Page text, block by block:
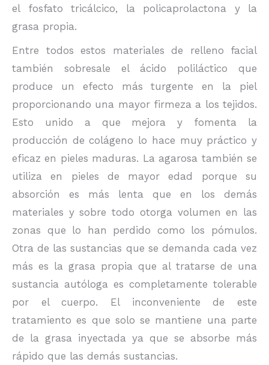
el fosfato tricálcico, la policaprolactona y la
grasa propia.
Entre todos estos materiales de relleno facial
también sobresale el ácido poliláctico que
produce un efecto más turgente en la piel
proporcionando una mayor firmeza a los tejidos.
Esto unido a que mejora y fomenta la
producción de colágeno lo hace muy práctico y
eficaz en pieles maduras. La agarosa también se
utiliza en pieles de mayor edad porque su
absorción es más lenta que en los demás
materiales y sobre todo otorga volumen en las
zonas que lo han perdido como los pómulos.
Otra de las sustancias que se demanda cada vez
más es la grasa propia que al tratarse de una
sustancia autóloga es completamente tolerable
por el cuerpo. El inconveniente de este
tratamiento es que solo se mantiene una parte
de la grasa inyectada ya que se absorbe más
rápido que las demás sustancias.